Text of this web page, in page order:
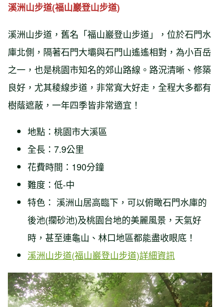
溪洲山步道(福山巖登山步道)
溪洲山步道，舊名「福山巖登山步道」，位於石門水
庫北側，隔著石門大壩與石門山遙遙相對，為小百岳
之一，也是桃園市知名的郊山路線。路況清晰、修築
良好，尤其稜線步道，非常寬大好走，全程大多都有
樹蔭遮蔽，一年四季皆非常適宜！
地點：桃園市大溪區
全長：7.9公里
花費時間：190分鐘
難度：低-中
特色： 溪洲山居高臨下，可以俯瞰石門水庫的
後池(攔砂池)及桃園台地的美麗風景，天氣好
時，甚至連龜山、林口地區都能盡收眼底！
溪洲山步道(福山巖登山步道)詳細資訊